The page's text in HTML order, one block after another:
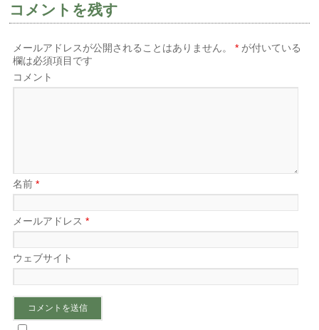
で
開
き
(新
し
い
ィ
ン
ド
ウ
で
開
き
す)
コメントを残す
メールアドレスが公開されることはありません。 * が付いている
欄は必須項目です
コメント
名前*
メールアドレス*
ウェブサイト